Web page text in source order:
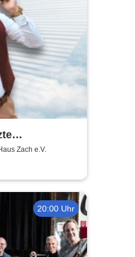
Klassik
Zach e.V.
20:00 Uhr